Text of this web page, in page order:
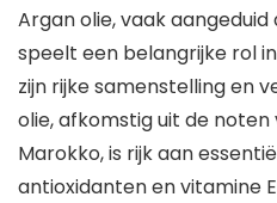
Argan olie, vaak aangeduid
speelt een belangrijke rol
zijn rijke samenstelling en
olie, afkomstig uit de
Marokko, is rijk aan
antioxidanten en vitamine